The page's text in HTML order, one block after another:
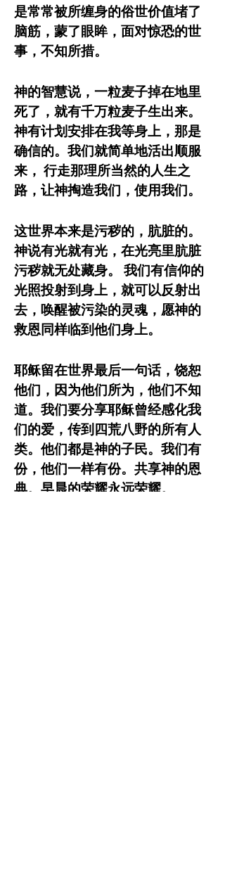
是常常被所缠身的俗世价值堵了
脑筋，蒙了眼眸，面对惊恐的世
事，不知所措。
神的智慧说，一粒麦子掉在地里
死了，就有千万粒麦子生出来。
神有计划安排在我等身上，那是
确信的。我们就简单地活出顺服
来， 行走那理所当然的人生之
路，让神掏造我们，使用我们。
这世界本来是污秽的，肮脏的。
神说有光就有光，在光亮里肮脏
污秽就无处藏身。 我们有信仰的
光照投射到身上，就可以反射出
去，唤醒被污染的灵魂，愿神的
救恩同样临到他们身上。
耶稣留在世界最后一句话，饶恕
他们，因为他们所为，他们不知
道。我们要分享耶稣曾经感化我
们的爱，传到四荒八野的所有人
类。他们都是神的子民。我们有
份，他们一样有份。共享神的恩
典。早晨的荣耀永远荣耀。